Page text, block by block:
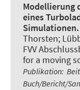
Modellierung
eines
Simulationen.
Thorsten;
FVV
for a moving
Publikation:
Buch/Bericht/